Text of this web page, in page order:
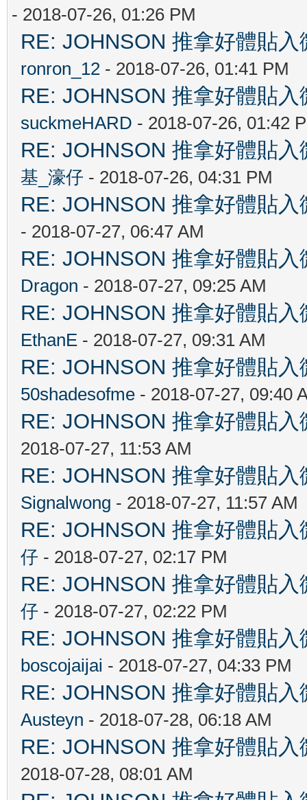
- 2018-07-26, 01:26 PM
RE: JOHNSON 推拿好體貼
ronron_12 - 2018-07-26, 01:41 PM
RE: JOHNSON 推拿好體貼
suckmeHARD - 2018-07-26, 01:42
RE: JOHNSON 推拿好體貼
基_濠仔 - 2018-07-26, 04:31 PM
RE: JOHNSON 推拿好體貼
- 2018-07-27, 06:47 AM
RE: JOHNSON 推拿好體貼
Dragon - 2018-07-27, 09:25 AM
RE: JOHNSON 推拿好體貼
EthanE - 2018-07-27, 09:31 AM
RE: JOHNSON 推拿好體貼
50shadesofme - 2018-07-27, 09:40
RE: JOHNSON 推拿好體貼
2018-07-27, 11:53 AM
RE: JOHNSON 推拿好體貼
Signalwong - 2018-07-27, 11:57 AM
RE: JOHNSON 推拿好體貼
仔 - 2018-07-27, 02:17 PM
RE: JOHNSON 推拿好體貼
仔 - 2018-07-27, 02:22 PM
RE: JOHNSON 推拿好體貼
boscojaijai - 2018-07-27, 04:33 PM
RE: JOHNSON 推拿好體貼
Austeyn - 2018-07-28, 06:18 AM
RE: JOHNSON 推拿好體貼
2018-07-28, 08:01 AM